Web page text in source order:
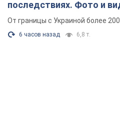
последствиях. Фото и
От границы с Украиной более
6 часов назад 6,8 т.